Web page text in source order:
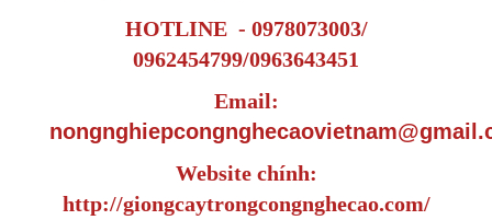
HOTLINE - 0978073003/
0962454799/0963643451
Email:
Website chính:
http://giongcaytrongcongnghecao.com/